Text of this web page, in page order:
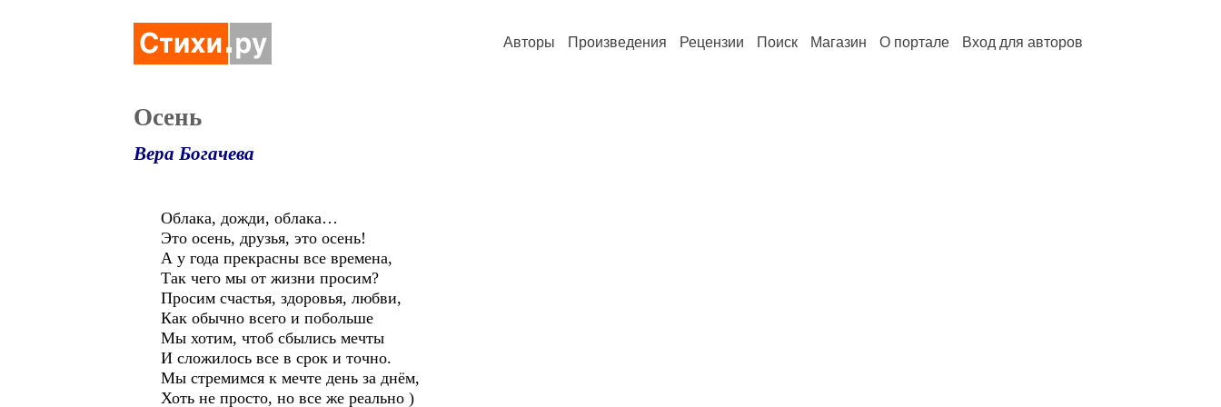
Авторы Произведения Рецензии Поиск Магазин О портале Вход для авторов
Осень
Вера Богачева
Облака, дожди, облака…
Это осень, друзья, это осень!
А у года прекрасны все времена,
Так чего мы от жизни просим?
Просим счастья, здоровья, любви,
Как обычно всего и побольше
Мы хотим, чтоб сбылись мечты
И сложилось все в срок и точно.
Мы стремимся к мечте день за днём,
Хоть не просто, но все же реально )